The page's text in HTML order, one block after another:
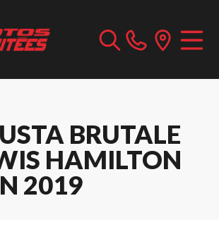
BRUTALE
HAMILTON
2019